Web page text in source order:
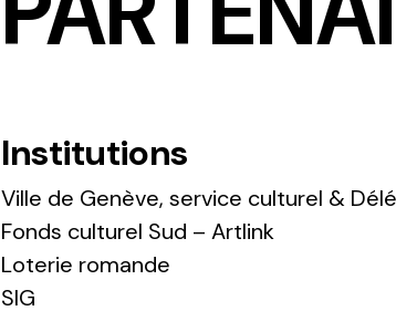
Institutions
Ville de Genève, service culturel &
Fonds culturel Sud – Artlink
Loterie romande
SIG